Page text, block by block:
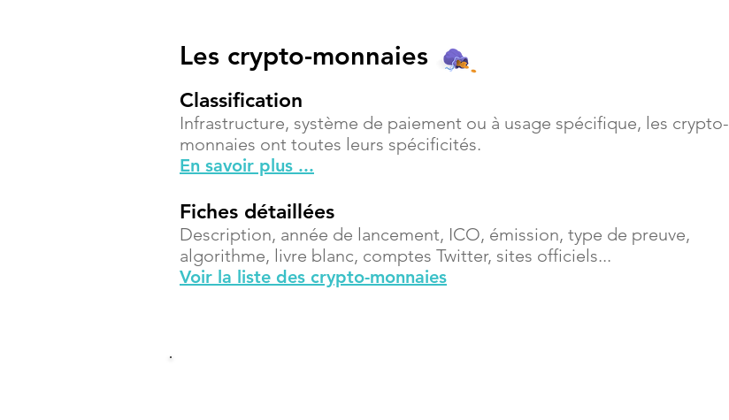
Les crypto-monnaies
Classification
Infrastructure, système de paiement ou à usage spécifique, les crypto-
monnaies ont toutes leurs spécificités.
En savoir plus ...
Fiches détaillées
Description, année de lancement, ICO, émission, type de preuve,
algorithme, livre blanc, comptes Twitter, sites officiels...
Voir la liste des crypto-monnaies